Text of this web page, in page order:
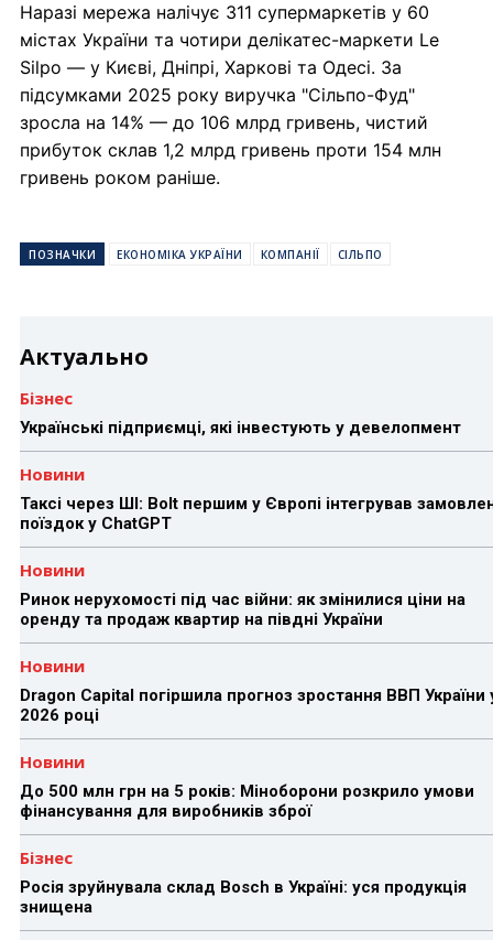
Наразі мережа налічує 311 супермаркетів у 60
містах України та чотири делікатес-маркети Le
Silpo — у Києві, Дніпрі, Харкові та Одесі. За
підсумками 2025 року виручка "Сільпо-Фуд"
зросла на 14% — до 106 млрд гривень, чистий
прибуток склав 1,2 млрд гривень проти 154 млн
гривень роком раніше.
ПОЗНАЧКИ ЕКОНОМІКА УКРАЇНИ КОМПАНІЇ СІЛЬПО
Актуально
Бізнес
Українські підприємці, які інвестують у девелопмент
Новини
Таксі через ШІ: Bolt першим у Європі інтегрував
поїздок у ChatGPT
Новини
Ринок нерухомості під час війни: як змінилися ціни на
оренду та продаж квартир на півдні України
Новини
Dragon Capital погіршила прогноз зростання ВВП України
2026 році
Новини
До 500 млн грн на 5 років: Міноборони розкрило умови
фінансування для виробників зброї
Бізнес
Росія зруйнувала склад Bosch в Україні: уся продукція
знищена